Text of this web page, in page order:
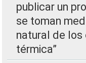
publicar un
se toman
natural de los
térmica”